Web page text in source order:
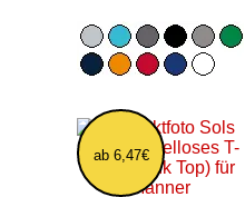
ab 6,47€